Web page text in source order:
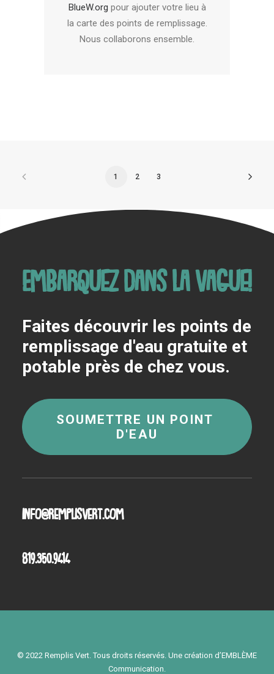
BlueW.org pour ajouter votre lieu à
la carte des points de remplissage.
Nous collaborons ensemble.
1 2 3
Embarquez dans la vague!
Faites découvrir les points de
remplissage d'eau gratuite et
potable près de chez vous.
SOUMETTRE UN POINT
D'EAU
info@remplisvert.com
819.350.9414
© 2022 Remplis Vert. Tous droits réservés. Une création d’EMBLÈME
Communication.